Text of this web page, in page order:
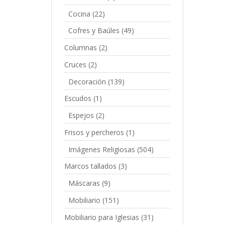
Cocina (22)
Cofres y Baúles (49)
Columnas (2)
Cruces (2)
Decoración (139)
Escudos (1)
Espejos (2)
Frisos y percheros (1)
Imágenes Religiosas (504)
Marcos tallados (3)
Máscaras (9)
Mobiliario (151)
Mobiliario para Iglesias (31)